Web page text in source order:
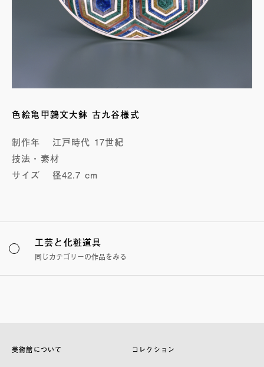
色絵亀甲鶉文大鉢 古九谷様式
制作年
江戸時代 17世紀
技法・素材
サイズ
径42.7 cm
工芸と化粧道具
同じカテゴリーの作品をみる
美術館について コレクション